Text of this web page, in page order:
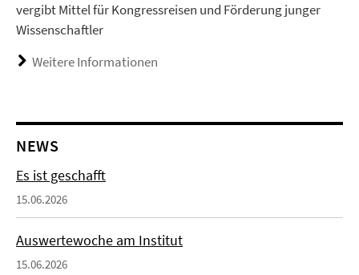
vergibt Mittel für Kongressreisen und Förderung junger
Wissenschaftler
Weitere Informationen
NEWS
Es ist geschafft
15.06.2026
Auswertewoche am Institut
15.06.2026